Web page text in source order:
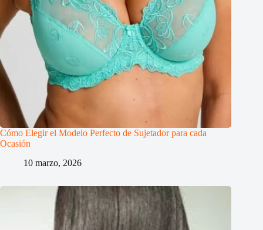
Cómo Elegir el Modelo Perfecto de Sujetador para cada
Ocasión
10 marzo, 2026